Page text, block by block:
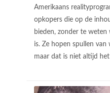
Amerikaans
opkopers die op de
bieden, zonder te weten
is. Ze hopen spullen
maar dat is niet altijd het